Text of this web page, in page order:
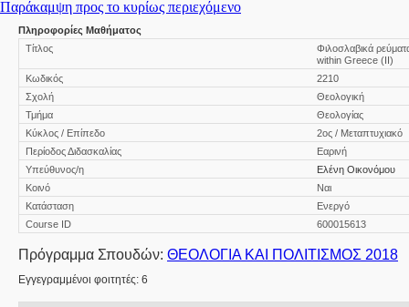
Παράκαμψη προς το κυρίως περιεχόμενο
Πληροφορίες Μαθήματος
Τίτλος
Φιλοσλαβικά
within Greece (II)
Κωδικός
2210
Σχολή
Θεολογική
Τμήμα
Θεολογίας
Κύκλος / Επίπεδο
2ος / Μεταπτυχιακό
Περίοδος Διδασκαλίας
Εαρινή
Υπεύθυνος/η
Ελένη Οικονόμου
Κοινό
Ναι
Κατάσταση
Ενεργό
Course ID
600015613
Πρόγραμμα Σπουδών: ΘΕΟΛΟΓΙΑ ΚΑΙ ΠΟΛΙΤΙΣΜΟΣ 2018
Εγγεγραμμένοι φοιτητές: 6